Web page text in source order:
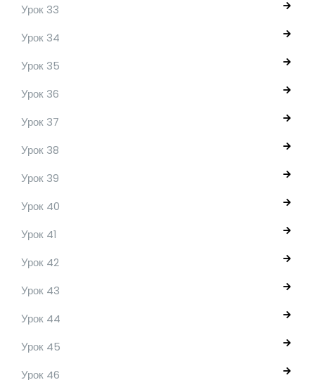
Урок 33
Урок 34
Урок 35
Урок 36
Урок 37
Урок 38
Урок 39
Урок 40
Урок 41
Урок 42
Урок 43
Урок 44
Урок 45
Урок 46